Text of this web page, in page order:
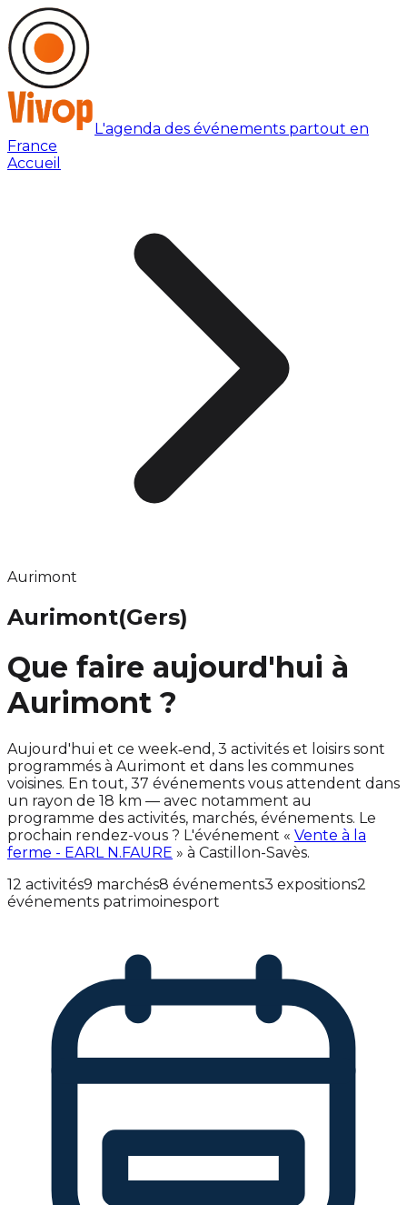
L'agenda des événements partout en
France
Accueil
Aurimont
Aurimont(Gers)
Que faire aujourd'hui à
Aurimont ?
Aujourd'hui et ce week‑end, 3 activités et loisirs sont
programmés à Aurimont et dans les communes
voisines. En tout, 37 événements vous attendent dans
un rayon de 18 km — avec notamment au
programme des activités, marchés, événements. Le
prochain rendez-vous ? L'événement « Vente à la
ferme - EARL N.FAURE » à Castillon-Savès.
12 activités9 marchés8 événements3 expositions2
événements patrimoinesport